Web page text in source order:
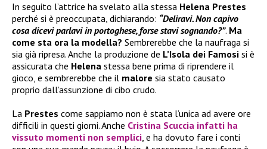
In seguito l’attrice ha svelato alla stessa Helena Prestes
perché si è preoccupata, dichiarando: “Deliravi. Non capivo
cosa dicevi parlavi in portoghese, forse stavi sognando?”. Ma
come sta ora la modella? Sembrerebbe che la naufraga si
sia già ripresa. Anche la produzione de L’Isola dei Famosi si è
assicurata che Helena stessa bene prima di riprendere il
gioco, e sembrerebbe che il malore sia stato causato
proprio dall’assunzione di cibo crudo.
La Prestes come sappiamo non è stata l’unica ad avere ore
difficili in questi giorni. Anche Cristina Scuccia infatti ha
vissuto momenti non semplici, e ha dovuto fare i conti